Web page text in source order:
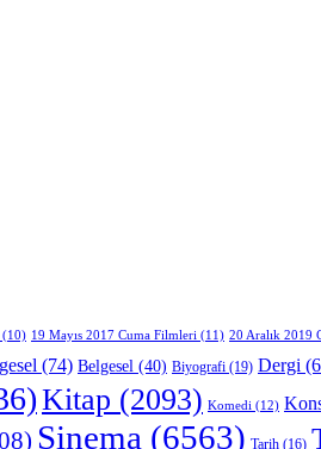
(10) 19 Mayıs 2017 Cuma Filmleri (11) 20 Aralık 2019
(74) Belgesel (40) Biyografi (19) Dergi
Kitap (2093) Komedi (12)
Sinema (6563) Tarih (16)